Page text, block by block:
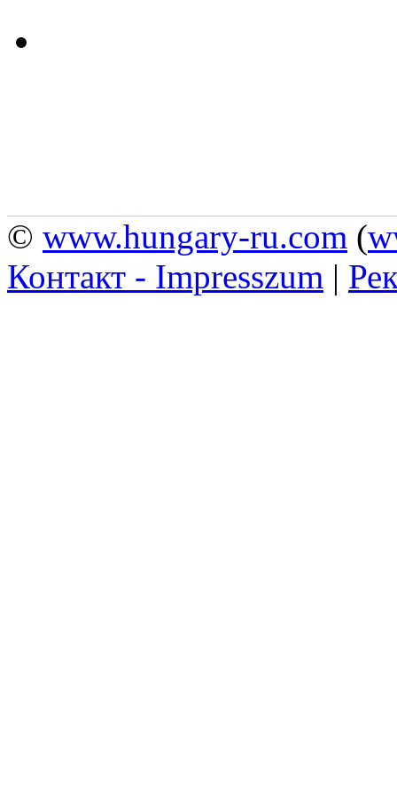
© www.hungary-ru.com (
Контакт - Impresszum |